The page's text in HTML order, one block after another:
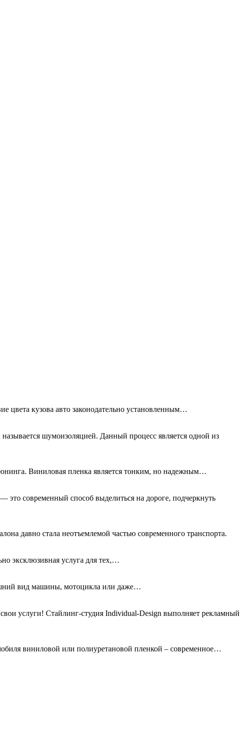
цвета кузова авто законодательно установленным…
шумоизоляцией. Данный процесс является одной из
Виниловая пленка является тонким, но надежным…
современный способ выделиться на дороге, подчеркнуть
давно стала неотъемлемой частью современного транспорта.
эксклюзивная услуга для тех,…
вид машины, мотоцикла или даже…
услуги! Стайлинг-студия Individual-Design выполняет рекламный
виниловой или полиуретановой пленкой – современное…